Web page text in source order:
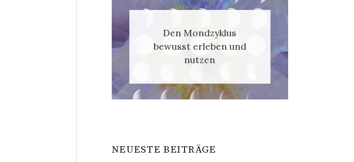
Den Mondzyklus
bewusst erleben und
nutzen
NEUESTE BEITRÄGE